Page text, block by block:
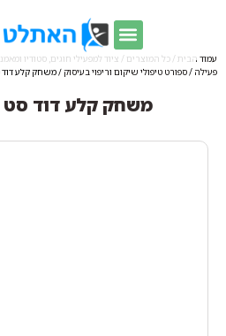
עמוד הבית / כל המוצרים / ציוד למפעילי חוגים, סטודיו
פעילה /ספורט טיפולי שיקום וריפוי בעיסוק/ משחק קלע דוד
משחק קלע דוד סט